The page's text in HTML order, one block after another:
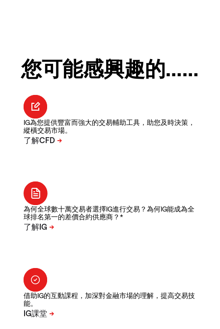
您可能感興趣的……
IG為您提供豐富而強大的交易輔助工具，助您及時決策，
縱橫交易市場。
為何全球數十萬交易者選擇IG進行交易？為何IG能成為全
球排名第一的差價合約供應商？*
借助IG的互動課程，加深對金融市場的理解，提高交易技
能。